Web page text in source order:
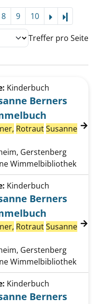
8 9 10
Treffer pro Seite
Rotraut Susanne
Kinderbuch
Berners
RotrautSusanne
Gerstenberg
Wimmelbibliothek
Rotraut Susanne
Kinderbuch
Berners
RotrautSusanne
Gerstenberg
Wimmelbibliothek
Rotraut Susanne
Kinderbuch
Berners